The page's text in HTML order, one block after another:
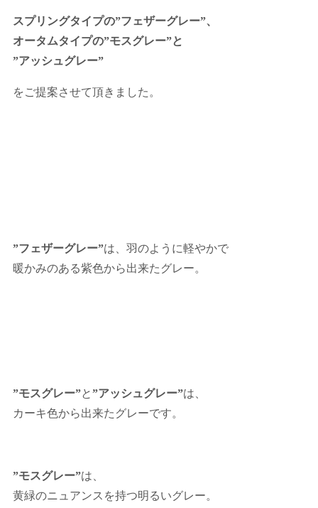
スプリングタイプの”フェザーグレー”、
オータムタイプの”モスグレー”と
”アッシュグレー”
をご提案させて頂きました。
”フェザーグレー”は、羽のように軽やかで
暖かみのある紫色から出来たグレー。
”モスグレー”と”アッシュグレー”は、
カーキ色から出来たグレーです。
”モスグレー”は、
黄緑のニュアンスを持つ明るいグレー。